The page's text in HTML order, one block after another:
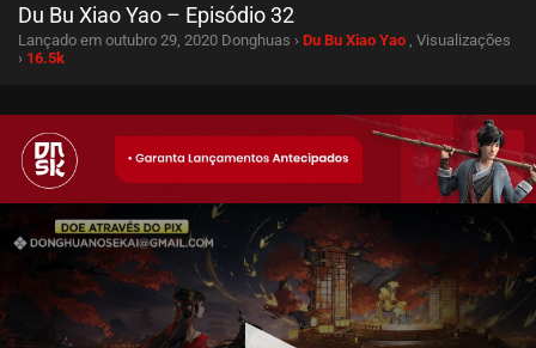
Du Bu Xiao Yao – Episódio 32
Lançado em outubro 29, 2020 Donghuas › Du Bu Xiao Yao , Visualizações
› 16.5k